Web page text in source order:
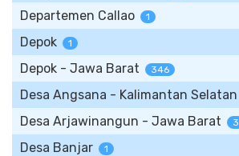
Departemen Callao 1
Depok 1
Depok - Jawa Barat 346
Desa Angsana - Kalimantan Selatan
Desa Arjawinangun - Jawa Barat 3
Desa Banjar 1